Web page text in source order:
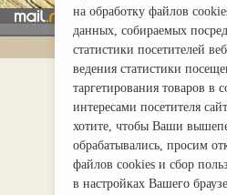
на обработку файлов
данных, собираемых
статистики посетителей
ведения статистики
таргетирования товаров в
интересами посетителя
хотите, чтобы Ваши
обрабатывались, просим
файлов cookies и сбор
в настройках Вашего